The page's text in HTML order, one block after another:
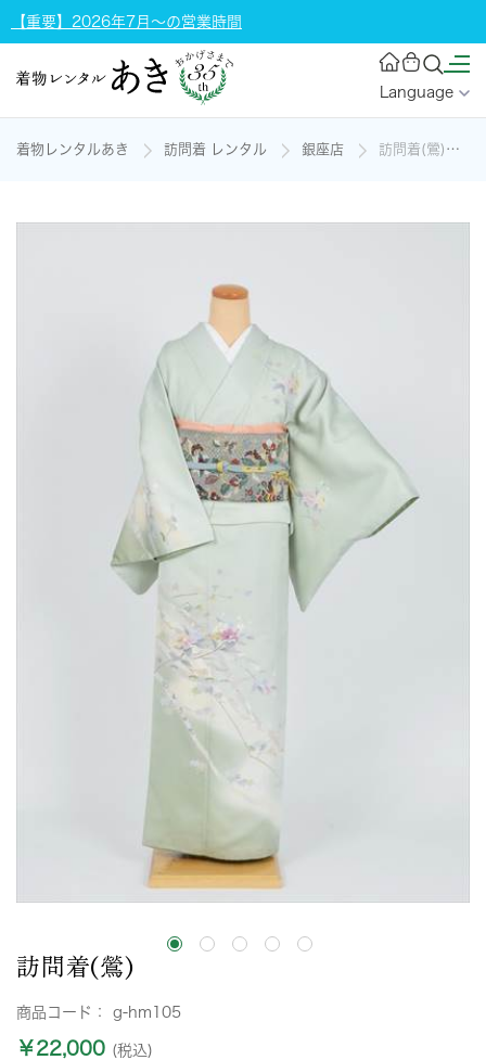
【重要】2026年7月～の営業時間
Language
着物レンタルあき 訪問着 レンタル 銀座店 訪問着(鶯)の着物レンタル
訪問着(鶯)
商品コード： g-hm105
￥22,000 (税込)